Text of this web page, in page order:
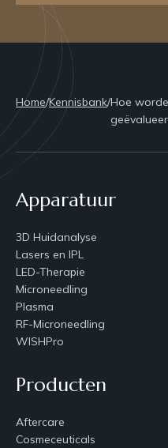
Home/Kennisbank/Hoe
Apparatuur
3D Huidanalyse
Lasers en IPL
LED-Therapie
Microneedling
Plasma
RF-Microneedling
WISHPro
Producten
Aftercare
Cosmeceuticals